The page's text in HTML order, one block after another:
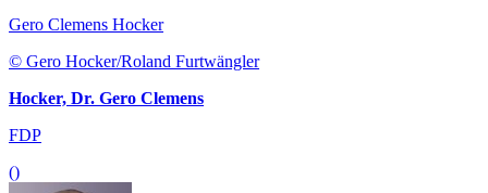
Gero Clemens Hocker
© Gero Hocker/Roland Furtwängler
Hocker, Dr. Gero Clemens
FDP
()